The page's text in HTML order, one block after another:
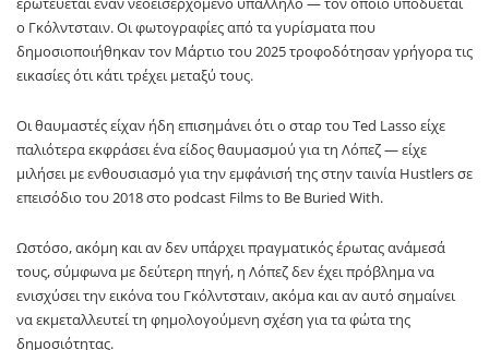
ο Γκόλντσταιν. Οι φωτογραφίες από τα γυρίσματα που
δημοσιοποιήθηκαν τον Μάρτιο του 2025 τροφοδότησαν γρήγορα τις
εικασίες ότι κάτι τρέχει μεταξύ τους.
Οι θαυμαστές είχαν ήδη επισημάνει ότι ο σταρ του Ted Lasso είχε
παλιότερα εκφράσει ένα είδος θαυμασμού για τη Λόπεζ — είχε
μιλήσει με ενθουσιασμό για την εμφάνισή της στην ταινία Hustlers σε
επεισόδιο του 2018 στο podcast Films to Be Buried With.
Ωστόσο, ακόμη και αν δεν υπάρχει πραγματικός έρωτας ανάμεσά
τους, σύμφωνα με δεύτερη πηγή, η Λόπεζ δεν έχει πρόβλημα να
ενισχύσει την εικόνα του Γκόλντσταιν, ακόμα και αν αυτό σημαίνει
να εκμεταλλευτεί τη φημολογούμενη σχέση για τα φώτα της
δημοσιότητας.